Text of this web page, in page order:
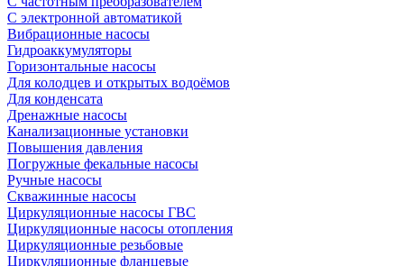
С электронной автоматикой
Вибрационные насосы
Гидроаккумуляторы
Горизонтальные насосы
Для колодцев и открытых водоёмов
Для конденсата
Дренажные насосы
Канализационные установки
Повышения давления
Погружные фекальные насосы
Ручные насосы
Скважинные насосы
Циркуляционные насосы ГВС
Циркуляционные насосы отопления
Циркуляционные резьбовые
Циркуляционные фланцевые